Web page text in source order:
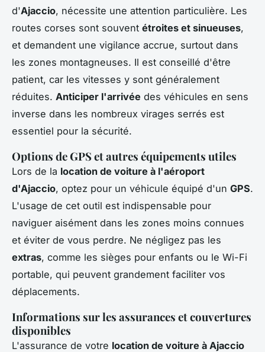
d'Ajaccio, nécessite une attention particulière. Les
routes corses sont souvent étroites et sinueuses,
et demandent une vigilance accrue, surtout dans
les zones montagneuses. Il est conseillé d'être
patient, car les vitesses y sont généralement
réduites. Anticiper l'arrivée des véhicules en sens
inverse dans les nombreux virages serrés est
essentiel pour la sécurité.
Options de GPS et autres équipements utiles
Lors de la location de voiture à l'aéroport
d'Ajaccio, optez pour un véhicule équipé d'un GPS.
L'usage de cet outil est indispensable pour
naviguer aisément dans les zones moins connues
et éviter de vous perdre. Ne négligez pas les
extras, comme les sièges pour enfants ou le Wi-Fi
portable, qui peuvent grandement faciliter vos
déplacements.
Informations sur les assurances et couvertures
disponibles
L'assurance de votre location de voiture à Ajaccio